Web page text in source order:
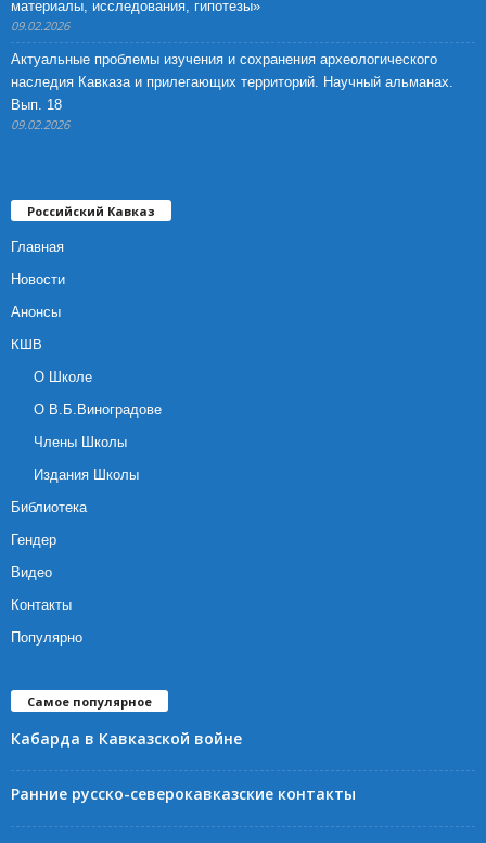
материалы, исследования, гипотезы»
09.02.2026
Актуальные проблемы изучения и сохранения археологического
наследия Кавказа и прилегающих территорий. Научный альманах.
Вып. 18
09.02.2026
Российский Кавказ
Главная
Новости
Анонсы
КШВ
О Школе
О В.Б.Виноградове
Члены Школы
Издания Школы
Библиотека
Гендер
Видео
Контакты
Популярно
Самое популярное
Кабарда в Кавказской войне
Ранние русско-северокавказские контакты